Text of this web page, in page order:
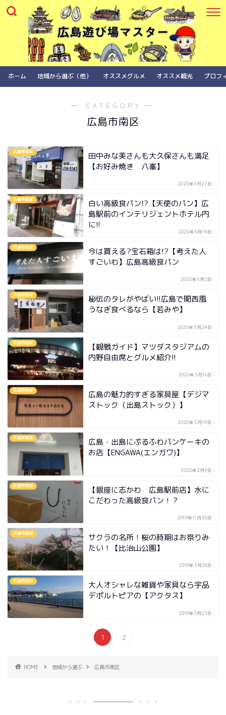
ホーム 地域から選ぶ（他） オススメグルメ オススメ観光 プロフ
― CATEGORY ―
広島市南区
広島市南区
田中みな美さんも大久保さんも満足
【お好み焼き 八峯】
2020年9月27日
広島市南区
白い高級食パン!?【天使のパン】広
島駅前のインテリジェントホテル内
に!!
2020年6月14日
広島市南区
今は買える?宝石箱は!?【考えた人
すごいわ】広島高級食パン
2020年6月2日
広島市南区
秘伝のタレがやばい!!広島で関西風
うなぎ食べるなら【若みや】
2020年5月24日
広島市南区
【観戦ガイド】マツダスタジアムの
内野自由席とグルメ紹介!!
2020年5月16日
広島市南区
広島の魅力的すぎる家具屋【デジマ
ストック（出島ストック）】
2020年5月10日
広島市南区
広島・出島にぷるふわパンケーキの
お店【ENGAWA(エンガワ)】
2020年2月9日
広島市南区
【銀座に志かわ 広島駅前店】水に
こだわった高級食パン！？
2019年11月30日
広島市南区
サクラの名所！桜の時期はお祭りみ
たい！【比治山公園】
2019年5月26日
広島市南区
大人オシャレな雑貨や家具なら宇品
デポルトピアの【アクタス】
2019年3月25日
1 2
HOME 地域から選ぶ 広島市南区